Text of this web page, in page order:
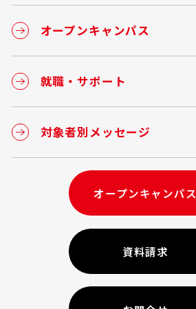
オープンキャンパス
就職・サポート
対象者別メッセージ
オープンキャンパス
資料請求